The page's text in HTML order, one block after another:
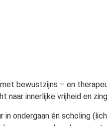
bewustzijns – en
naar innerlijke vrijheid en
ondergaan én scholing